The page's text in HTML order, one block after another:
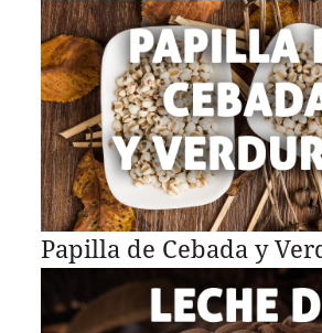
Papilla de Cebada y